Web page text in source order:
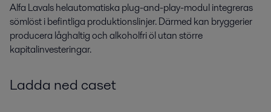
Alfa Lavals helautomatiska plug-and-play-modul integreras
sömlöst i befintliga produktionslinjer. Därmed kan bryggerier
producera låghaltig och alkoholfri öl utan större
kapitalinvesteringar.
Ladda ned caset